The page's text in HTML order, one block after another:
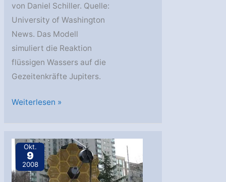
von Daniel Schiller. Quelle:
University of Washington
News. Das Modell
simuliert die Reaktion
flüssigen Wassers auf die
Gezeitenkräfte Jupiters.
Gezeitenwellen
für
Europas
Ozeane?
Weiterlesen »
Okt.
9
2008